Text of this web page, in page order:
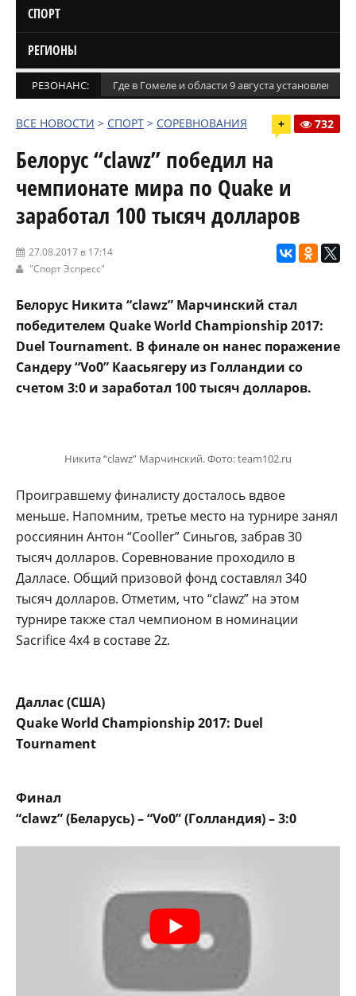
СПОРТ
РЕГИОНЫ
РЕЗОНАНС: Где в Гомеле и области 9 августа установлены
ВСЕ НОВОСТИ > СПОРТ > СОРЕВНОВАНИЯ + 732
Белорус “clawz” победил на
чемпионате мира по Quake и
заработал 100 тысяч долларов
27.08.2017 в 17:14
"Спорт Эспресс"
Белорус Никита “clawz” Марчинский стал
победителем Quake World Championship 2017:
Duel Tournament. В финале он нанес поражение
Сандеру “Vo0” Каасьягеру из Голландии со
счетом 3:0 и заработал 100 тысяч долларов.
Никита “clawz” Марчинский. Фото: team102.ru
Проигравшему финалисту досталось вдвое
меньше. Напомним, третье место на турнире занял
россиянин Антон “Cooller” Синьгов, забрав 30
тысяч долларов. Соревнование проходило в
Далласе. Общий призовой фонд составлял 340
тысяч долларов. Отметим, что “clawz” на этом
турнире также стал чемпионом в номинации
Sacrifice 4х4 в составе 2z.
Даллас (США)
Quake World Championship 2017: Duel
Tournament
Финал
“clawz” (Беларусь) – “Vo0” (Голландия) – 3:0